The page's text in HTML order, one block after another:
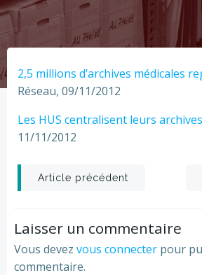
2,5 millions d’archives médicales
Réseau, 09/11/2012
Les HUS centralisent leurs archives
11/11/2012
Post
navigation
Article précédent
Laisser un commentaire
Vous devez vous connecter pour
commentaire.